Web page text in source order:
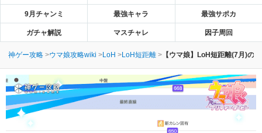
9月チャンミ 最強キャラ 最強サポカ
ガチャ解説 マスチャレ 因子周回
神ゲー攻略 ウマ娘攻略wiki LoH LoH短距離 【ウマ娘】LoH短距離(7月)の